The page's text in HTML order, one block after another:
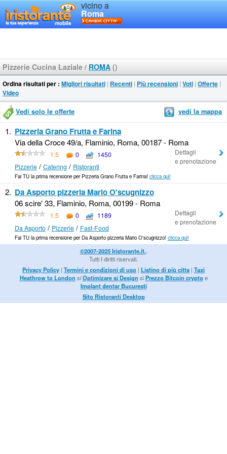
vicino a
Roma
Pizzerie Cucina Laziale / ROMA ()
Ordina risultati per : Migliori risultati | Recenti | Più recensioni | Voti | Offerte |
Video
Vedi solo le offerte vedi la mappa
1. Pizzeria Grano Frutta e Farina
Via della Croce 49/a, Flaminio, Roma, 00187 - Roma
1.5 0
1450
Pizzerie/ Catering / Ristoranti
Dettagli
e prenotazione
Fai TU la prima recensione per Pizzeria Grano Frutta e Farina! clicca qui!
2. Da Asporto pizzeria Mario O'scugnizzo
06 scire' 33, Flaminio, Roma, 00199 - Roma
1.5 0
1189
Da Asporto/ Pizzerie/ Fast-Food
Dettagli
e prenotazione
Fai TU la prima recensione per Da Asporto pizzeria Mario O'scugnizzo! clicca qui!
©2007-2025 Iristorante.it..
Tutti I diritti riservati.
Privacy Policy | Termini e condizioni di uso | Listino di più citta | Taxi
Heathrow to London siOptimizare si Design siPrezzo Bitcoin cryptoe
Implant dentar Bucuresti
Sito Ristoranti Desktop